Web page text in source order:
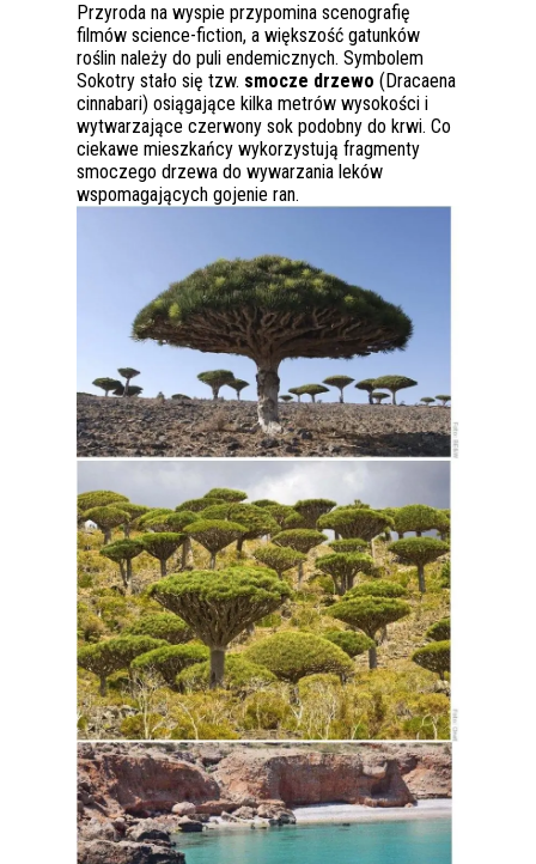
Przyroda na wyspie przypomina scenografię
filmów science-fiction, a większość gatunków
roślin należy do puli endemicznych. Symbolem
Sokotry stało się tzw. smocze drzewo (Dracaena
cinnabari) osiągające kilka metrów wysokości i
wytwarzające czerwony sok podobny do krwi. Co
ciekawe mieszkańcy wykorzystują fragmenty
smoczego drzewa do wywarzania leków
wspomagających gojenie ran.